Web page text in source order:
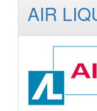
AIR